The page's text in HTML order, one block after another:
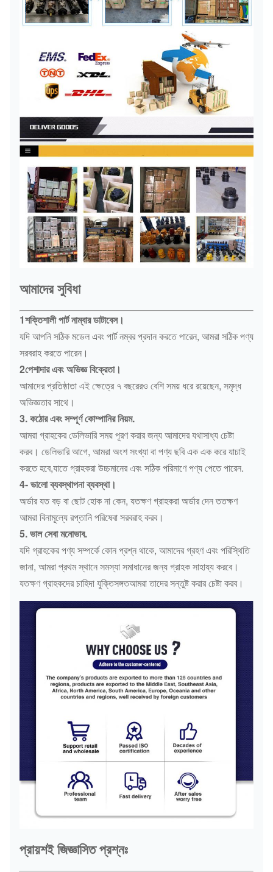
আমাদের সুবিধা
1শক্তিশালী পার্ট নাম্বার ডাটাবেস।
যদি আপনি সঠিক মডেল এবং পার্ট নম্বর প্রদান করতে পারেন, আমরা সঠিক পণ্য
সরবরাহ করতে পারেন।
2পেশাদার এবং অভিজ্ঞ বিক্রেতা।
আমাদের প্রতিষ্ঠাতা এই ক্ষেত্রে ৭ বছরেরও বেশি সময় ধরে রয়েছেন, সমৃদ্ধ
অভিজ্ঞতার সাথে।
3. কঠোর এবং সম্পূর্ণ কোম্পানির নিয়ম.
আমরা গ্রাহকের ডেলিভারি সময় পূরণ করার জন্য আমাদের যথাসাধ্য চেষ্টা
করব। ডেলিভারি আগে, আমরা অংশ সংখ্যা বা পণ্য ছবি এক এক করে যাচাই
করতে হবে,যাতে গ্রাহকরা উচ্চমানের এবং সঠিক পরিমাণে পণ্য পেতে পারেন.
4- ভালো ব্যবস্থাপনা ব্যবস্থা।
অর্ডার যত বড় বা ছোট হোক না কেন, যতক্ষণ গ্রাহকরা অর্ডার দেন ততক্ষণ
আমরা বিনামূল্যে রপ্তানি পরিষেবা সরবরাহ করব।
5. ভাল সেবা মনোভাব.
যদি গ্রাহকের পণ্য সম্পর্কে কোন প্রশ্ন থাকে, আমাদের গ্রহণ এবং পরিস্থিতি
জানা, আমরা প্রথম স্থানে সমস্যা সমাধানের জন্য গ্রাহক সাহায্য করবে।
যতক্ষণ গ্রাহকদের চাহিদা যুক্তিসঙ্গতআমরা তাদের সন্তুষ্ট করার চেষ্টা করব।
প্রায়শই জিজ্ঞাসিত প্রশ্নঃ